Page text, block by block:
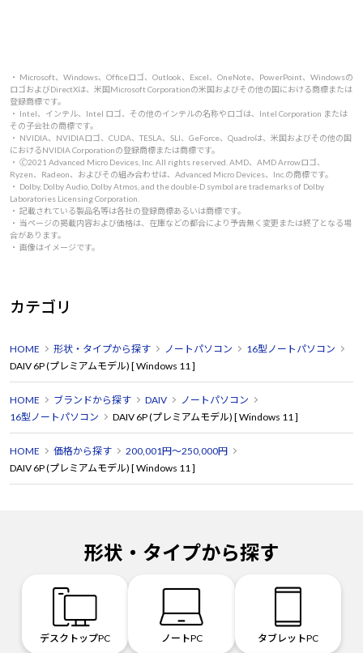
・ Microsoft、Windows、Officeロゴ、Outlook、Excel、OneNote、PowerPoint、Windowsの
ロゴおよびDirectXは、米国Microsoft Corporationの米国およびその他の国における商標または
登録商標です。
・ Intel、インテル、Intel ロゴ、その他のインテルの名称やロゴは、Intel Corporation または
その子会社の商標です。
・ NVIDIA、NVIDIAロゴ、CUDA、TESLA、SLI、GeForce、Quadroは、米国およびその他の国
におけるNVIDIA Corporationの登録商標または商標です。
・ 🄫2021 Advanced Micro Devices, Inc. All rights reserved. AMD、AMD Arrowロゴ、
Ryzen、Radeon、およびその組み合わせは、Advanced Micro Devices、Inc.の商標です。
・ Dolby, Dolby Audio, Dolby Atmos, and the double-D symbol are trademarks of Dolby
Laboratories Licensing Corporation.
・ 記載されている製品名等は各社の登録商標あるいは商標です。
・ 当ページの掲載内容および価格は、在庫などの都合により予告無く変更または終了となる場
合があります。
・ 画像はイメージです。
カテゴリ
HOME 形状・タイプから探す ノートパソコン
16型ノートパソコン
DAIV 6P (プレミアムモデル) [ Windows 11 ]
HOME ブランドから探す DAIV
ノートパソコン
16型ノートパソコン
DAIV 6P (プレミアムモデル) [ Windows 11 ]
HOME 価格から探す
200,001円～250,000円
DAIV 6P (プレミアムモデル) [ Windows 11 ]
形状・タイプから探す
デスクトップPC ノートPC タブレットPC